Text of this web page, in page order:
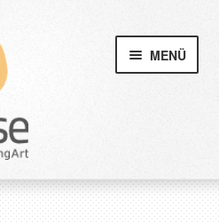
MENÜ